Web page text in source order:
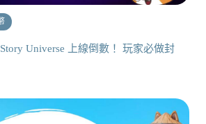
Universe 上線倒數！ 玩家必做封